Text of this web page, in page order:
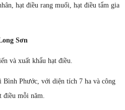
hạt điều rang muối, hạt điều tẩm gia
Sơn
và xuất khẩu hạt điều.
Bình Phước, với diện tích 7 ha và công
điều mỗi năm.